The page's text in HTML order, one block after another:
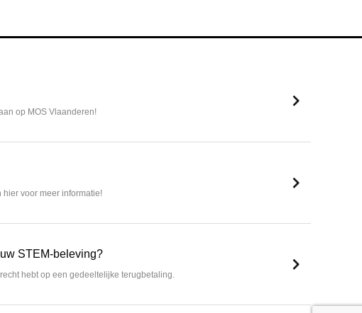
op MOS Vlaanderen!
voor meer informatie!
STEM-beleving?
hebt op een gedeeltelijke terugbetaling.